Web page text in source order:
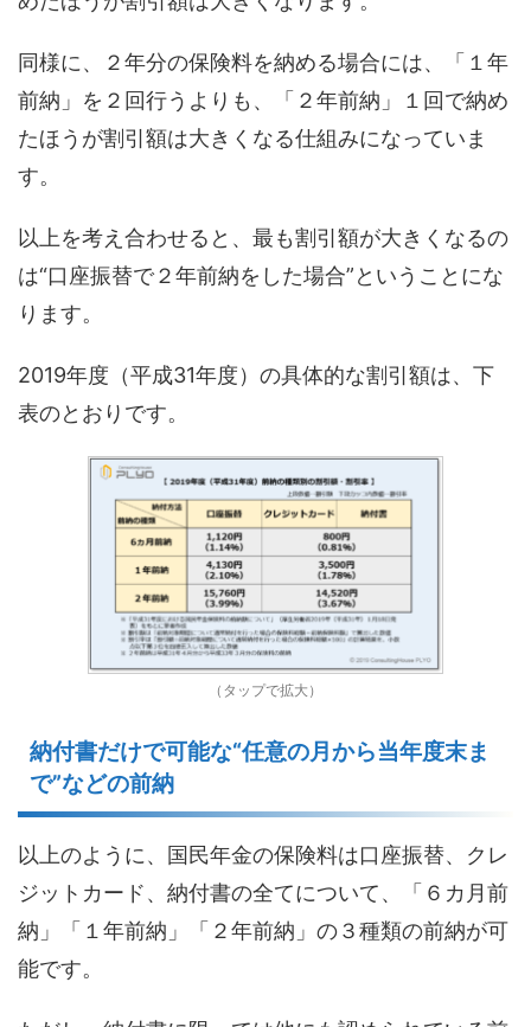
同様に、２年分の保険料を納める場合には、「１年
前納」を２回行うよりも、「２年前納」１回で納め
たほうが割引額は大きくなる仕組みになっていま
す。
以上を考え合わせると、 最も割引額が大きくなるの
は“口座振替で２年前納をした場合”ということにな
ります。
2019年度（平成31年度） の具体的な割引額は、 下
表のとおりです。
（タップで拡大）
納付書だけで可能な“任意の月から当年度末ま
で”などの前納
以上のように、 国民年金の保険料は口座振替、クレ
ジットカード、納付書の全てについて、
「６カ月前
納」「１年前納」「２年前納」の３種類の前納が可
能です。